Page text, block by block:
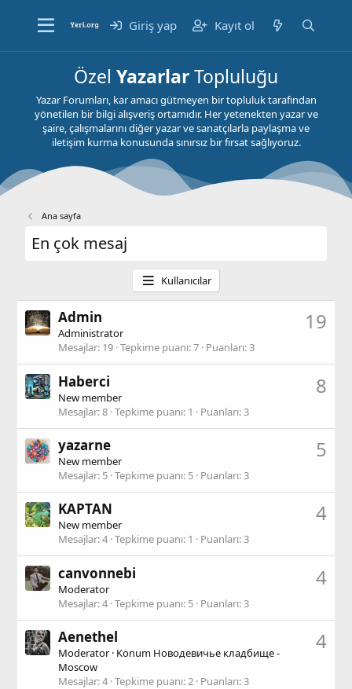
Giriş yap Kayıt ol
Özel YazarlarTopluluğu
Yazar Forumları, kar amacı gütmeyen bir topluluk tarafından
yönetilen bir bilgi alışveriş ortamıdır. Her yetenekten yazar ve
şaire, çalışmalarını diğer yazar ve sanatçılarla paylaşma ve
iletişim kurma konusunda sınırsız bir fırsat sağlıyoruz.
Ana sayfa
En çok mesaj
Kullanıcılar
19
Admin
Administrator
Mesajlar 19 Tepkime puanı 7 Puanları 3
8
Haberci
New member
Mesajlar 8 Tepkime puanı 1 Puanları 3
5
yazarne
New member
Mesajlar 5 Tepkime puanı 5 Puanları 3
4
KAPTAN
New member
Mesajlar 4 Tepkime puanı 1 Puanları 3
4
canvonnebi
Moderator
Mesajlar 4 Tepkime puanı 5 Puanları 3
4
Aenethel
Moderator · Konum Новодевичье кладбище -
Moscow
Mesajlar 4 Tepkime puanı 2 Puanları 3